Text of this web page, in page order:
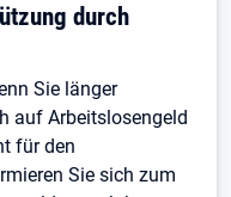
durch
Sie länger
auf Arbeitslosengeld
für den
Sie sich zum